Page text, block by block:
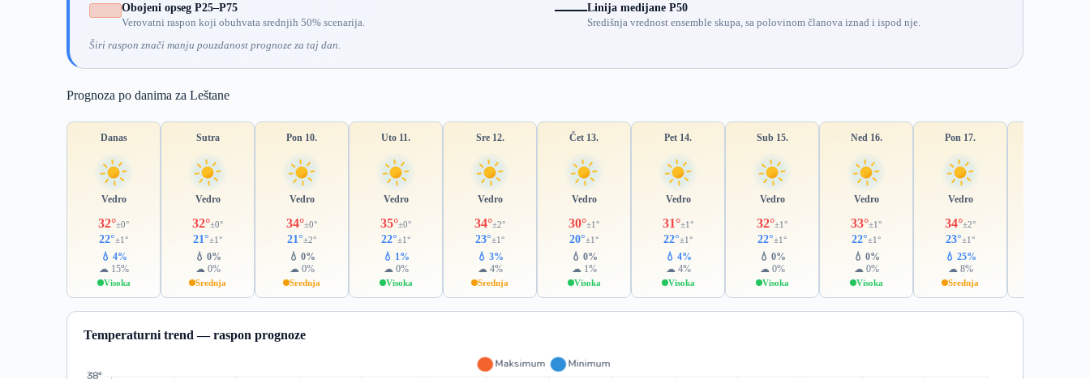
Obojeni opseg P25–P75
Verovatni raspon koji obuhvata srednjih 50% scenarija.
Linija medijane P50
Središnja vrednost ensemble skupa, sa polovinom članova iznad i ispod nje.
Širi raspon znači manju pouzdanost prognoze za taj dan.
Prognoza po danima za Leštane
Danas
Vedro
32°±0°
22°±1°
💧 4%
☁ 15%
Visoka
Sutra
Vedro
32°±0°
21°±1°
💧 0%
☁ 0%
Srednja
Pon 10.
Vedro
34°±0°
21°±2°
💧 0%
☁ 0%
Srednja
Uto 11.
Vedro
35°±0°
22°±1°
💧 1%
☁ 0%
Visoka
Sre 12.
Vedro
34°±2°
23°±1°
💧 3%
☁ 4%
Srednja
Čet 13.
Vedro
30°±1°
20°±1°
💧 0%
☁ 1%
Visoka
Pet 14.
Vedro
31°±1°
22°±1°
💧 4%
☁ 4%
Visoka
Sub 15.
Vedro
32°±1°
22°±1°
💧 0%
☁ 0%
Visoka
Ned 16.
Vedro
33°±1°
22°±1°
💧 0%
☁ 0%
Visoka
Pon 17.
Vedro
34°±2°
23°±1°
💧 25%
☁ 8%
Srednja
Temperaturni trend — raspon prognoze